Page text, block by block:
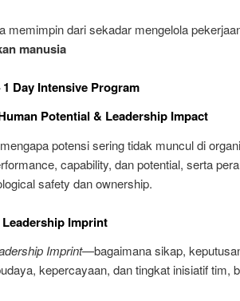
memimpin dari sekadar mengelola
manusia
Day Intensive Program
Potential & Leadership Impact
potensi sering tidak muncul di
capability, dan potential, serta
safety dan ownership.
Imprint
Imprint—bagaimana sikap,
kepercayaan, dan tingkat inisiatif tim,